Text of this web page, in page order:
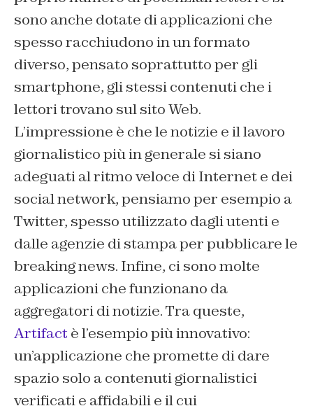
sono anche dotate di applicazioni che
spesso racchiudono in un formato
diverso, pensato soprattutto per gli
smartphone, gli stessi contenuti che i
lettori trovano sul sito Web.
L’impressione è che le notizie e il lavoro
giornalistico più in generale si siano
adeguati al ritmo veloce di Internet e dei
social network, pensiamo per esempio a
Twitter, spesso utilizzato dagli utenti e
dalle agenzie di stampa per pubblicare le
breaking news. Infine, ci sono molte
applicazioni che funzionano da
aggregatori di notizie. Tra queste,
Artifact è l’esempio più innovativo:
un’applicazione che promette di dare
spazio solo a contenuti giornalistici
verificati e affidabili e il cui